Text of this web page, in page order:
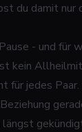
du damit nur
- und für
kein
für jedes
längst